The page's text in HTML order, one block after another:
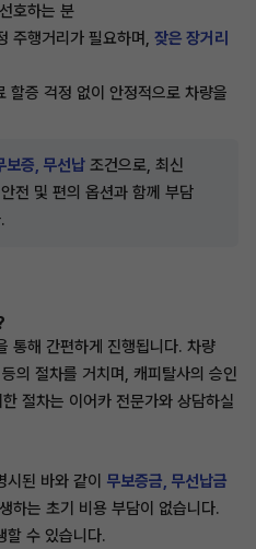
호하는 분
주행거리가 필요하며, 잦은 장거리
할증 걱정 없이 안정적으로 차량을
보증, 무선납 조건으로, 최신
전 및 편의 옵션과 함께 부담
통해 간편하게 진행됩니다. 차량
의 절차를 거치며, 캐피탈사의 승인
절차는 이어카 전문가와 상담하실
된 바와 같이 무보증금, 무선납금
하는 초기 비용 부담이 없습니다.
할 수 있습니다.